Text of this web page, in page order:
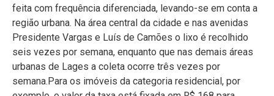
feita com frequência diferenciada, levando-se em conta a
região urbana. Na área central da cidade e nas avenidas
Presidente Vargas e Luís de Camões o lixo é recolhido
seis vezes por semana, enquanto que nas demais áreas
urbanas de Lages a coleta ocorre três vezes por
semana.Para os imóveis da categoria residencial, por